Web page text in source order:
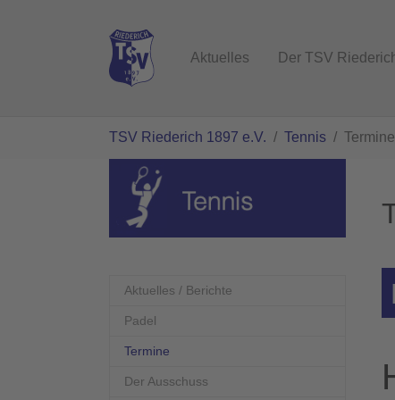
Aktuelles Der TSV
TSV Riederich 1897 e.V. Tennis Termine
Aktuelles / Berichte
Padel
Termine
Der Ausschuss